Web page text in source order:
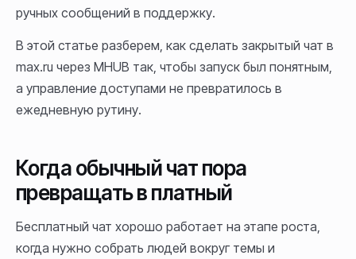
ручных сообщений в поддержку.
В этой статье разберем, как сделать закрытый чат в
max.ru через MHUB так, чтобы запуск был понятным,
а управление доступами не превратилось в
ежедневную рутину.
Когда обычный чат пора
превращать в платный
Бесплатный чат хорошо работает на этапе роста,
когда нужно собрать людей вокруг темы и